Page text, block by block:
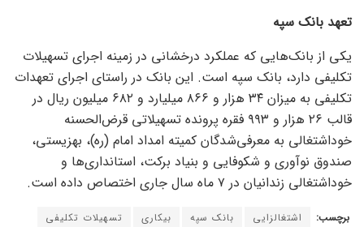
تعهد بانک سپه
یکی از بانک‌هایی که عملکرد درخشانی در زمینه اجرای تسهیلات
تکلیفی دارد، بانک سپه است. این بانک در راستای اجرای تعهدات
تکلیفی به میزان ۳۴ هزار و ۸۶۶ میلیارد و ۶۸۲ میلیون ریال در
قالب ۲۶ هزار و ۹۹۳ فقره پرونده تسهیلاتی قرض‌الحسنه
خوداشتغالی به معرفی‌شدگان کمیته امداد امام (ره)، بهزیستی،
صندوق نوآوری و شکوفایی و بنیاد برکت، استانداری‌ها و
خوداشتغالی زندانیان در ۷ ماه سال جاری اختصاص داده است.
برچسب: اشتغالزایی بانک سپه بیکاری
تسهیلات تکلیفی